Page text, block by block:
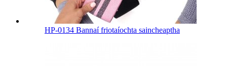
HP-0134 Bannaí friotaíochta saincheaptha